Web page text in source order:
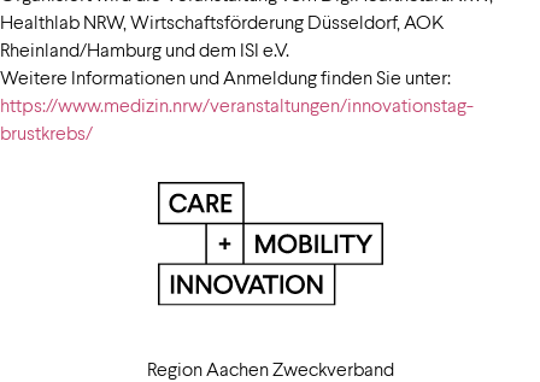
Healthlab NRW, Wirtschaftsförderung Düsseldorf, AOK
Rheinland/Hamburg und dem ISI e.V.
Weitere Informationen und Anmeldung finden Sie unter:
https://www.medizin.nrw/veranstaltungen/innovationstag-
brustkrebs/
Region Aachen Zweckverband